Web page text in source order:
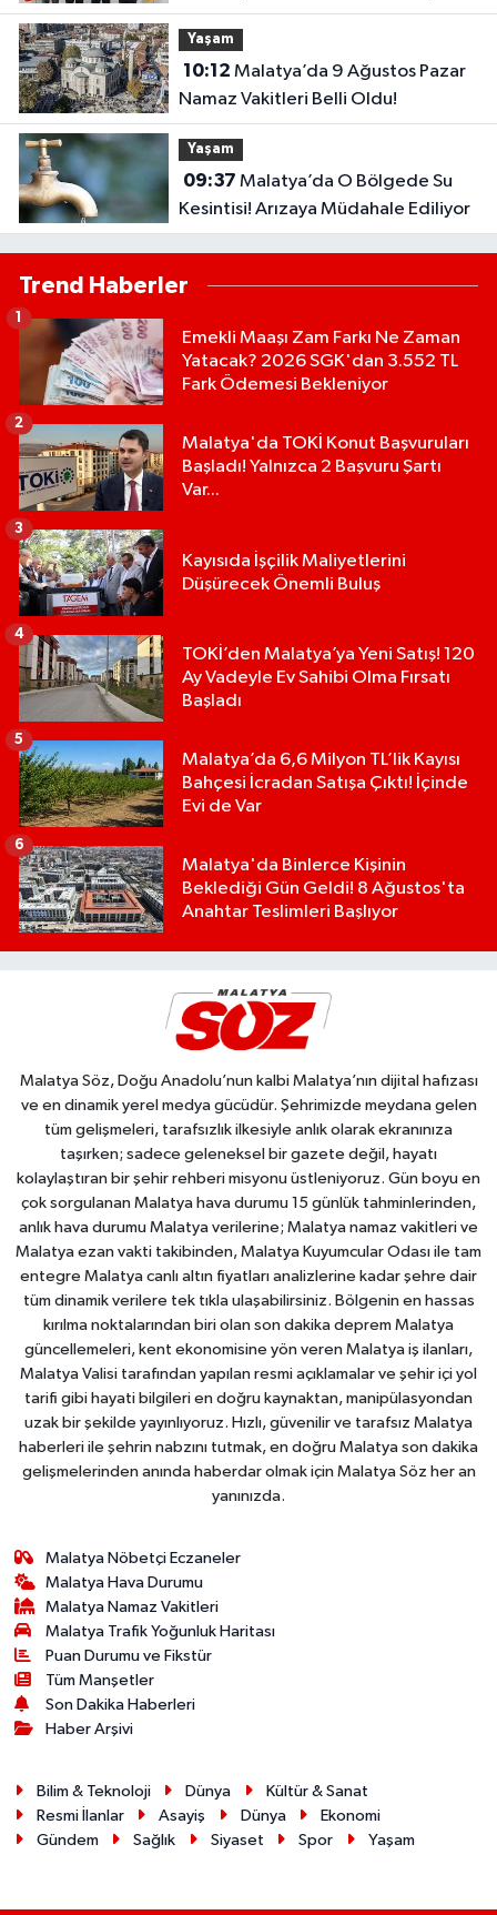
2028’e Kadar Geçerli
Yaşam
10:12
Namaz Vakitleri Belli Oldu!
Yaşam
09:37
Kesintisi! Arızaya Müdahale Ediliyor
Trend Haberler
Emekli Maaşı Zam Farkı Ne Zaman
Yatacak? 2026 SGK'dan 3.552 TL
Fark Ödemesi Bekleniyor
1
Malatya'da TOKİ Konut Başvuruları
Başladı! Yalnızca 2 Başvuru Şartı
Var...
2
Kayısıda İşçilik Maliyetlerini
Düşürecek Önemli Buluş
3
TOKİ’den Malatya’ya Yeni Satış! 120
Ay Vadeyle Ev Sahibi Olma Fırsatı
Başladı
4
Malatya’da 6,6 Milyon TL’lik Kayısı
Bahçesi İcradan Satışa Çıktı! İçinde
Evi de Var
5
Malatya'da Binlerce Kişinin
Beklediği Gün Geldi! 8 Ağustos'ta
Anahtar Teslimleri Başlıyor
6
Malatya Söz, Doğu Anadolu’nun kalbi Malatya’nın dijital hafızası
ve en dinamik yerel medya gücüdür. Şehrimizde meydana gelen
tüm gelişmeleri, tarafsızlık ilkesiyle anlık olarak ekranınıza
taşırken; sadece geleneksel bir gazete değil, hayatı
kolaylaştıran bir şehir rehberi misyonu üstleniyoruz. Gün boyu en
çok sorgulanan Malatya hava durumu 15 günlük tahminlerinden,
anlık hava durumu Malatya verilerine; Malatya namaz vakitleri ve
Malatya ezan vakti takibinden, Malatya Kuyumcular Odası ile tam
entegre Malatya canlı altın fiyatları analizlerine kadar şehre dair
tüm dinamik verilere tek tıkla ulaşabilirsiniz. Bölgenin en hassas
kırılma noktalarından biri olan son dakika deprem Malatya
güncellemeleri, kent ekonomisine yön veren Malatya iş ilanları,
Malatya Valisi tarafından yapılan resmi açıklamalar ve şehir içi yol
tarifi gibi hayati bilgileri en doğru kaynaktan, manipülasyondan
uzak bir şekilde yayınlıyoruz. Hızlı, güvenilir ve tarafsız Malatya
haberleri ile şehrin nabzını tutmak, en doğru Malatya son dakika
gelişmelerinden anında haberdar olmak için Malatya Söz her an
yanınızda.
Malatya Nöbetçi Eczaneler
Malatya Hava Durumu
Malatya Namaz Vakitleri
Malatya Trafik Yoğunluk Haritası
Puan Durumu ve Fikstür
Tüm Manşetler
Son Dakika Haberleri
Haber Arşivi
Bilim & Teknoloji Dünya
Kültür & Sanat
Resmi İlanlar
Asayiş Dünya
Ekonomi
Gündem
Sağlık Siyaset Spor Yaşam